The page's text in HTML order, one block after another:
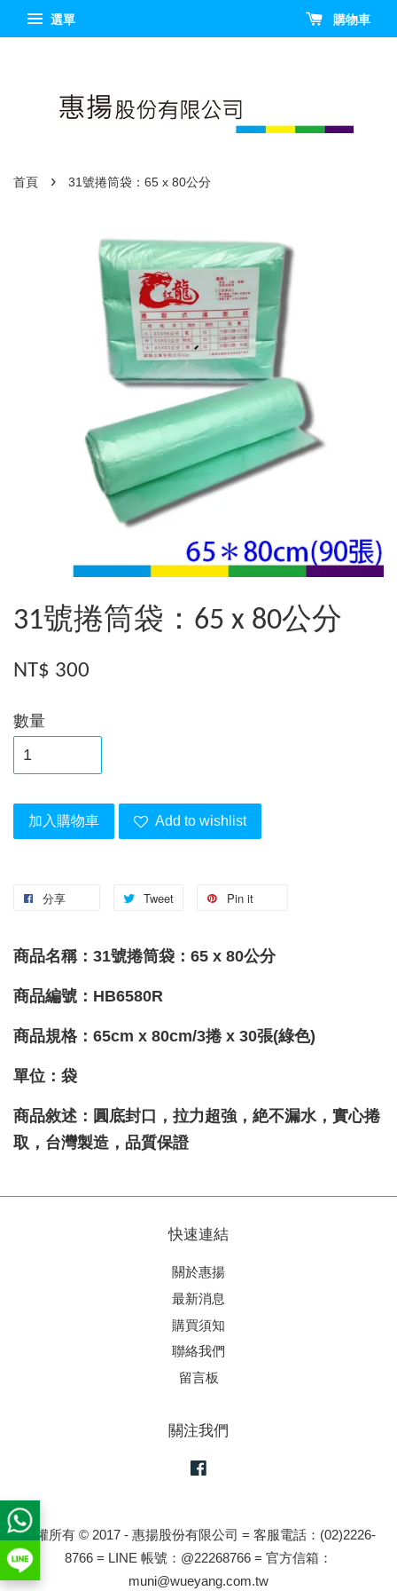
選單 購物車
首頁 › 31號捲筒袋：65 x 80公分
31號捲筒袋：65 x 80公分
NT$ 300
數量
加入購物車 Add to wishlist
分享 Tweet Pin it
商品名稱：31號捲筒袋：65 x 80公分
商品編號：HB6580R
商品規格： 65cm x 80cm/3捲 x 30張(綠色)
單位：袋
商品敘述：圓底封口，拉力超強，絶不漏水，實心捲
取，台灣製造，品質保證
快速連結
關於惠揚
最新消息
購買須知
聯絡我們
留言板
關注我們
版權所有 © 2017 - 惠揚股份有限公司 = 客服電話：(02)2226-
8766 = LINE 帳號：@22268766 = 官方信箱：
muni@wueyang.com.tw